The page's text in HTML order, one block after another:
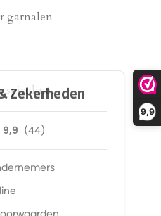
9,9
garnalen
spirulina,